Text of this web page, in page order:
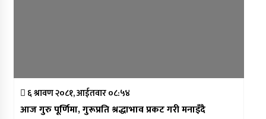
६ श्रावण २०८१, आईतवार ०८:५४
आज गुरु पूर्णिमा, गुरूप्रति श्रद्धाभाव प्रकट गरी मनाइँदै